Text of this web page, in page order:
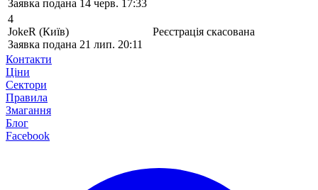
Заявка подана 14 черв. 17:33
4
JokeR (Київ)
Заявка подана 21 лип. 20:11
Реєстрація скасована
Контакти
Ціни
Сектори
Правила
Змагання
Блог
Facebook